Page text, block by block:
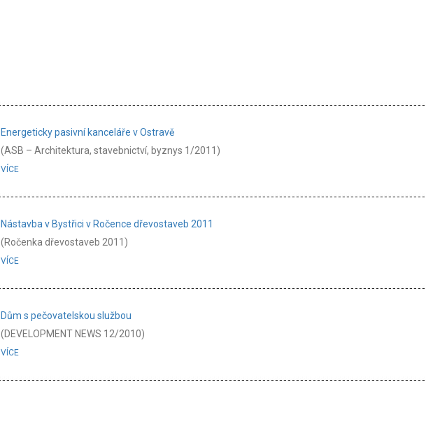
Energeticky pasivní kanceláře v Ostravě
(ASB – Architektura, stavebnictví, byznys 1/2011)
VÍCE
Nástavba v Bystřici v Ročence dřevostaveb 2011
(Ročenka dřevostaveb 2011)
VÍCE
Dům s pečovatelskou službou
(DEVELOPMENT NEWS 12/2010)
VÍCE